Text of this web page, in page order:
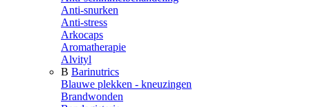
Anti-snurken
Anti-stress
Arkocaps
Aromatherapie
Alvityl
B Barinutrics
Blauwe plekken - kneuzingen
Brandwonden